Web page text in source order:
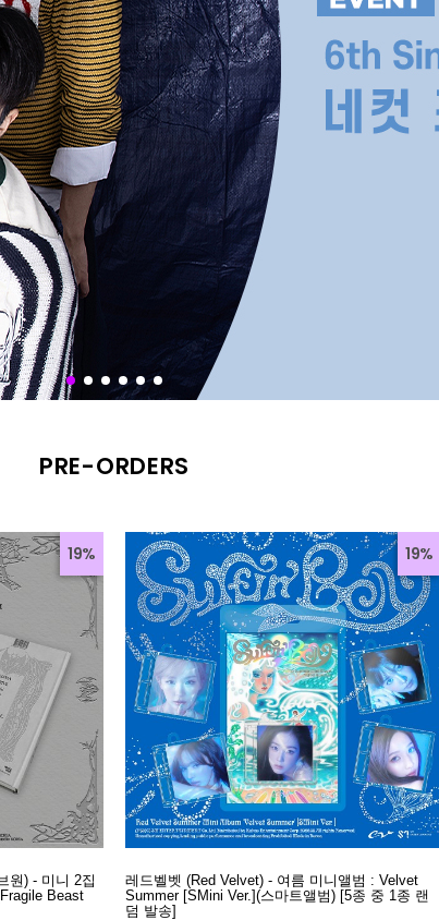
PRE-ORDERS
19%
원) - 미니 2집
Beast
19%
레드벨벳 (Red Velvet) - 여름 미니앨범 : Velvet
Summer [SMini Ver.](스마트앨범) [5종 중 1종 랜
덤 발송]